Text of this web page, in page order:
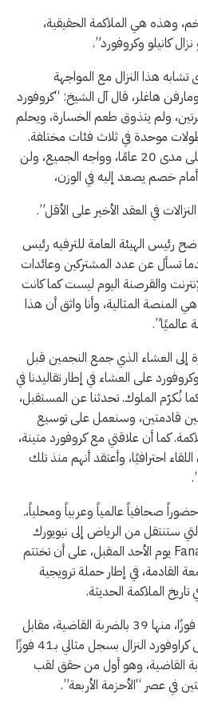
وهذه هي الملاكمة الحقيقية،
كانيلو وكروفورد”.
هذا النزال مع المواجهة
ومارفن هاغلر، قال آل الشيخ: “كروفورد
ولم يتذوق طعم الخسارة، ويحلم
موحدة في ثلاث فئات مختلفة.
أما كانيلو، فله سجل استثنائي على مدى 20 عامًا، وواجه الجميع، ولن
خصم يصعد إليه في الوزن،
في العقد الأخير على الأقل”.
رئيس الهيئة العامة للترفيه رئيس
تسأل عن عدد المشتركين وعائدات
والقرصنة اليوم ليست كما كانت
نتفليكس هي المنصة المثالية، وأنا واثق أن هذا
عالميًا”.
إلى العشاء الذي جمع النجمين قبل
على العشاء في إطار تقاليدنا في
نُكرّم الملوك. تحدثنا عن المستقبل،
قادمتين، وسنعمل على توسيع
كما أن علاقتي مع كروفورد متينة،
احترافيًا، وأعتقد أنهم منذ تلك
صحافياً عالمياً وعربياً ومحلياً،ـ
ستنتقل من الرياض إلى نيويورك
للمشاركة في فعالية Fanatics Fest يوم الأحد المقبل، على أن تختتم
القادمة، في إطار حملة ترويجية
الملاكمة الحديثة.
ويحمل كانيلو سجلًا حافلًا بـ62 فوزًا، منها 39 بالضربة القاضية، مقابل
خسارتين وتعادلين، فيما يخوض كراوفورد النزال بسجل مثالي بـ41 فوزًا
منها 31 بالضربة القاضية، وهو أول من حقق لقب
في عصر “الأحزمة الأربعة”.